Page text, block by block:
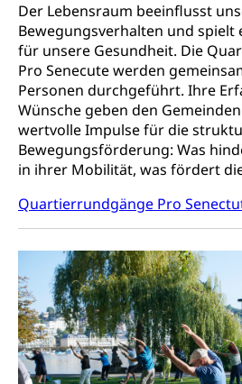
Der Lebensraum beeinflusst
Bewegungsverhalten und spielt
für unsere Gesundheit. Die
Pro Senecute werden
Personen durchgeführt. Ihre
Wünsche geben den
wertvolle Impulse für die
Bewegungsförderung: Was
in ihrer Mobilität, was fördert
Quartierrundgänge Pro